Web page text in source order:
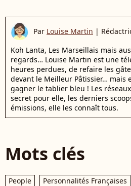
Par Louise Martin |
Koh Lanta, Les Marseillais mais
regards… Louise Martin est une
heures perdues, de refaire les
devant le Meilleur Pâtissier… mais
gagner le tablier bleu ! Les
secret pour elle, les derniers
émissions, elle les connaît tous.
Mots clés
People Personnalités Françaises